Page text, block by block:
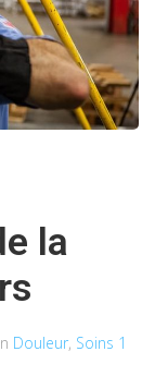
la
Douleur, Soins 1